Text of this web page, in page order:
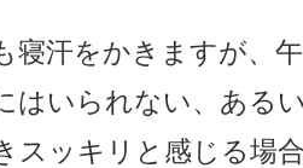
寝汗をかきますが、
はいられない、ある
スッキリと感じる場